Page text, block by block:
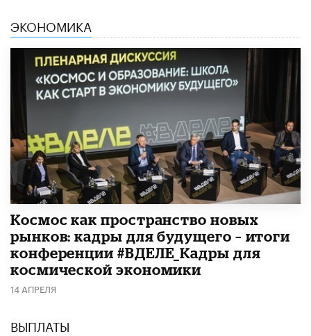
ЭКОНОМИКА
Космос как пространство новых
рынков: кадры для будущего – итоги
конференции #ВДЕЛЕ_Кадры для
космической экономики
14 АПРЕЛЯ
ВЫПЛАТЫ